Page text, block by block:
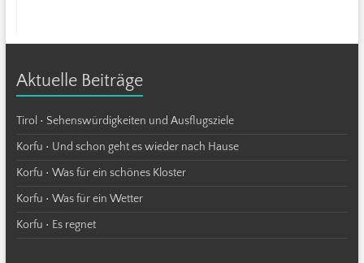
Aktuelle Beiträge
Tirol • Sehenswürdigkeiten und Ausflugsziele
Korfu • Und schon geht es wieder nach Hause
Korfu • Was für ein schönes Kloster
Korfu • Was für ein Wetter
Korfu • Es regnet